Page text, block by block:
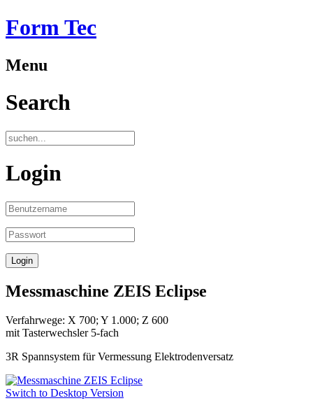
Form Tec
Menu
Search
Login
Messmaschine ZEIS Eclipse
Verfahrwege: X 700; Y 1.000; Z 600
mit Tasterwechsler 5-fach
3R Spannsystem für Vermessung Elektrodenversatz
Switch to Desktop Version